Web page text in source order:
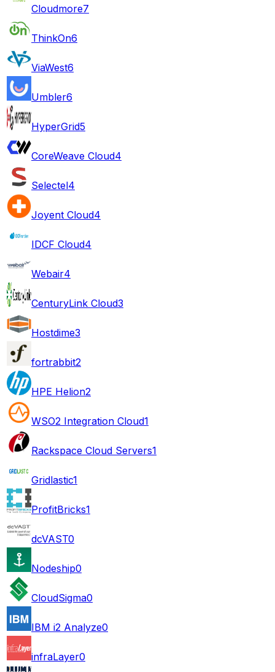
Cloudmore7
ThinkOn6
ViaWest6
Umbler6
HyperGrid5
CoreWeave Cloud4
Selectel4
Joyent Cloud4
IDCF Cloud4
Webair4
CenturyLink Cloud3
Hostdime3
fortrabbit2
HPE Helion2
WSO2 Integration Cloud1
Rackspace Cloud Servers1
Gridlastic1
ProfitBricks1
dcVAST0
Nodeship0
CloudSigma0
IBM i2 Analyze0
infraLayer0